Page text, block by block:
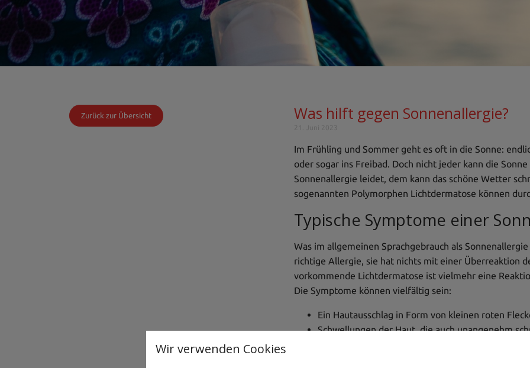
Zurück zur Übersicht Was hilft gegen Sonnenallergie?
Im Frühling und Sommer geht es oft in die Sonne:
oder sogar ins Freibad. Doch nicht jeder kann die
Sonnenallergie leidet, dem kann das schöne Wetter
sogenannten Polymorphen Lichtdermatose können
Typische Symptome einer
Was im allgemeinen Sprachgebrauch als
richtige Allergie, sie hat nichts mit einer Überreaktion
vorkommende Lichtdermatose ist vielmehr eine
Die Symptome können vielfältig sein:
Ein Hautausschlag in Form von kleinen roten
Schwellungen der Haut, die auch unangenehm
Wir verwenden Cookies